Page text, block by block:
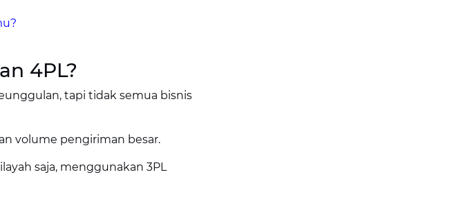
4PL?
tapi tidak semua bisnis
volume pengiriman besar.
saja, menggunakan 3PL